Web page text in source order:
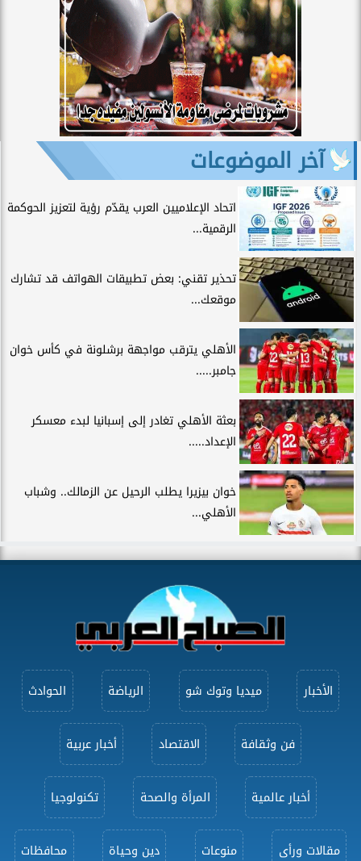
آخر الموضوعات
اتحاد الإعلاميين العرب يقدّم رؤية لتعزيز الحوكمة
الرقمية...
تحذير تقني: بعض تطبيقات الهواتف قد تشارك
موقعك...
الأهلي يترقب مواجهة برشلونة في كأس خوان
جامبر.....
بعثة الأهلي تغادر إلى إسبانيا لبدء معسكر
الإعداد.....
خوان بيزيرا يطلب الرحيل عن الزمالك.. وشباب
الأهلي...
الأخبار ميديا وتوك شو الرياضة الحوادث
فن وثقافة الاقتصاد أخبار عربية
أخبار عالمية المرأة والصحة تكنولوجيا
مقالات ورأى منوعات دين وحياة محافظات